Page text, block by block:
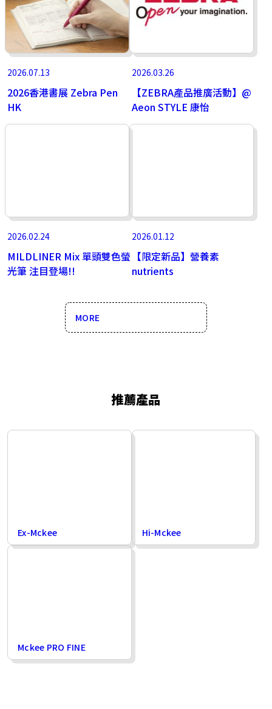
2026.07.13
2026香港書展 Zebra Pen
HK
2026.03.26
【ZEBRA產品推廣活動】@
Aeon STYLE 康怡
2026.02.24
MILDLINER Mix 單頭雙色螢
光筆 注目登場!!
2026.01.12
【限定新品】營養素
nutrients
MORE
推薦產品
Ex-Mckee Hi-Mckee
Mckee PRO FINE